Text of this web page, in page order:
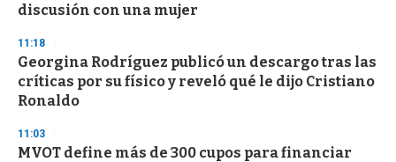
discusión con una mujer
11:18
Georgina Rodríguez publicó un descargo tras las
críticas por su físico y reveló qué le dijo Cristiano
Ronaldo
11:03
MVOT define más de 300 cupos para financiar